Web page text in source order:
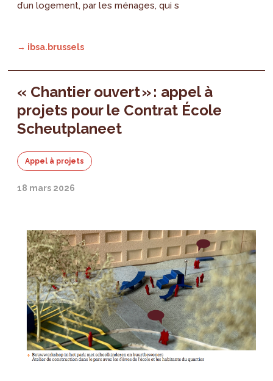
d’un logement, par les ménages, qui s
→ ibsa.brussels
« Chantier ouvert » : appel à
projets pour le Contrat École
Scheutplaneet
Appel à projets
18 mars 2026